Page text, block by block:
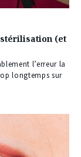
(et
l’erreur la
longtemps sur